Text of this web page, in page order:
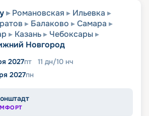
Романовская
Ильевка
Балаково
Самара
Казань
Чебоксары
Новгород
2027пт 11 дн/10 нч
2027пн